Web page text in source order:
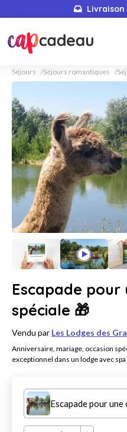
Séjours Séjours romantiques
Escapade pour
spéciale 🎁
Vendu par Les Lodges des
Anniversaire, mariage, occasion
exceptionnel dans un lodge avec spa